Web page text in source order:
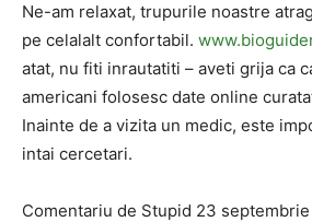
Ne-am relaxat, trupurile noastre
pe celalalt confortabil.
atat, nu fiti inrautatiti – aveti grija ca
americani folosesc date online
Inainte de a vizita un medic, este
intai cercetari.
Comentariu de Stupid 23 septembrie